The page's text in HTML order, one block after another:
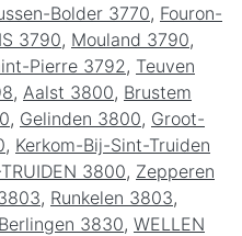
Bolder 3770, Fouron-
3790, Mouland 3790,
Pierre 3792 , Teuven
, Aalst 3800, Brustem
, Gelinden 3800, Groot-
, Kerkom-Bij-Sint-Truiden
3800, Zepperen
, Runkelen 3803,
Berlingen 3830, WELLEN